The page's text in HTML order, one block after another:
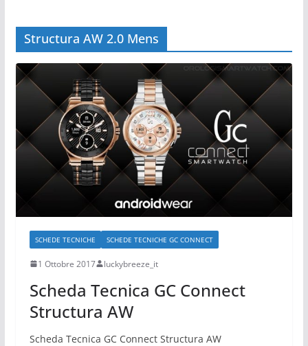
Structura AW 2.0 Mens
SCHEDE TECNICHE SCHEDE TECNICHE GC CONNECT
1 Ottobre 2017 luckybreeze_it
Scheda Tecnica GC Connect
Structura AW
Scheda Tecnica GC Connect Structura AW